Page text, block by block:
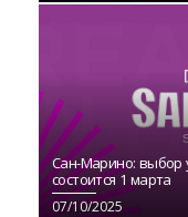
Сан-Марино: выбор
состоится 1 марта
07/10/2025